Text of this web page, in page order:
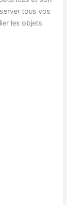
tous vos
les objets